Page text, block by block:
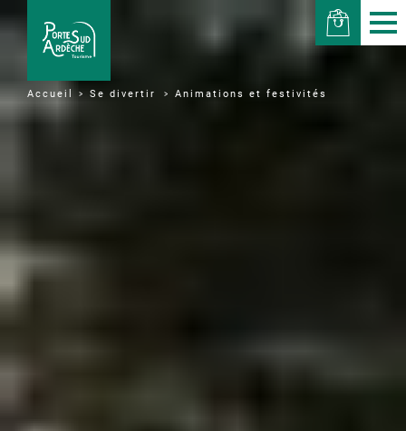
Accueil Se divertir Animations et festivités